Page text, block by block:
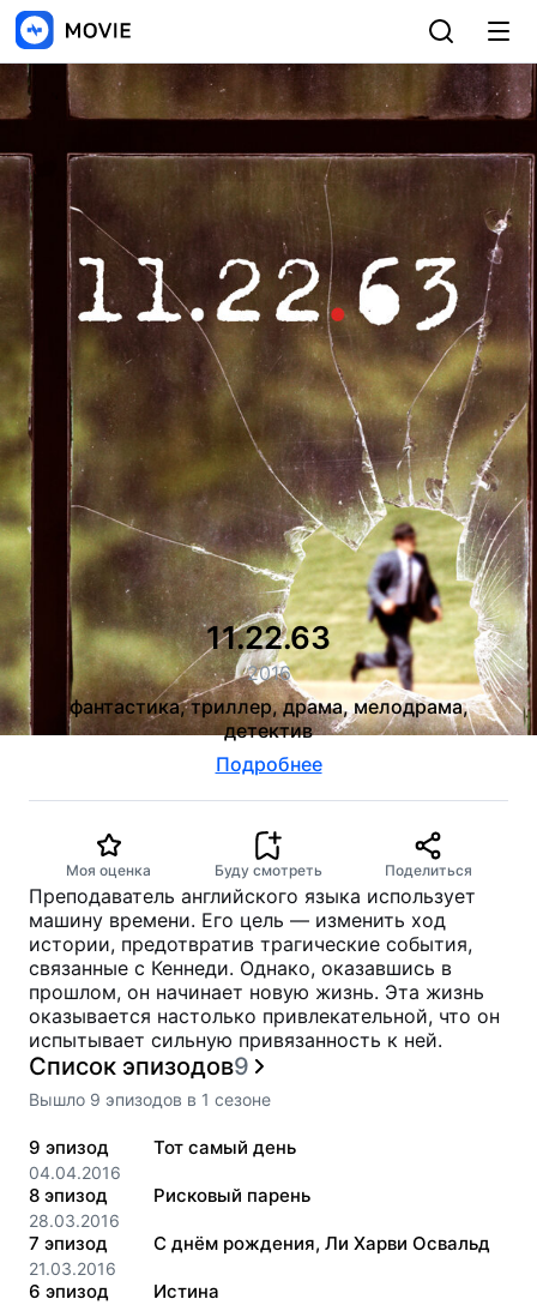
11.22.63
2016
фантастика, триллер, драма, мелодрама,
детектив
Подробнее
Моя оценка Буду смотреть Поделиться
Преподаватель английского языка использует
машину времени. Его цель — изменить ход
истории, предотвратив трагические события,
связанные с Кеннеди. Однако, оказавшись в
прошлом, он начинает новую жизнь. Эта жизнь
оказывается настолько привлекательной, что он
испытывает сильную привязанность к ней.
Список эпизодов9
Вышло 9 эпизодов в 1 сезоне
9 эпизод
04.04.2016
Тот самый день
8 эпизод
28.03.2016
Рисковый парень
7 эпизод
21.03.2016
С днём рождения, Ли Харви Освальд
6 эпизод Истина